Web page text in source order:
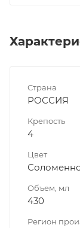
Страна
РОССИЯ
Крепость
4
Цвет
Объем, мл
430
Регион